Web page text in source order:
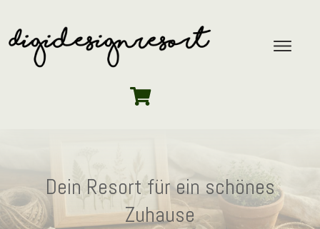
Dein Resort für ein schönes
Zuhause